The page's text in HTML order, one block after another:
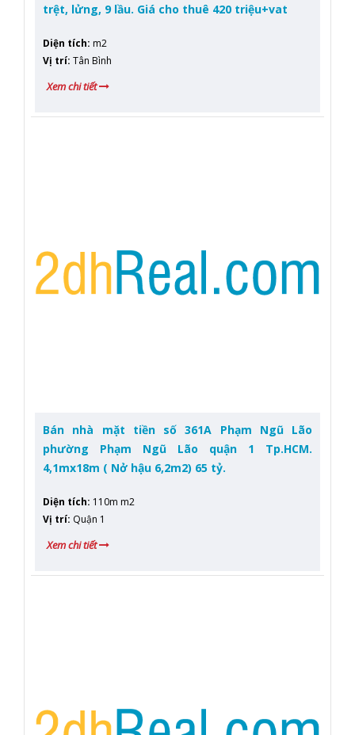
trệt, lửng, 9 lầu. Giá cho thuê 420 triệu+vat
Diện tích: m2
Vị trí: Tân Bình
Xem chi tiết
Bán nhà mặt tiền số 361A Phạm Ngũ Lão
phường Phạm Ngũ Lão quận 1 Tp.HCM.
4,1mx18m ( Nở hậu 6,2m2) 65 tỷ.
Diện tích: 110m m2
Vị trí: Quận 1
Xem chi tiết